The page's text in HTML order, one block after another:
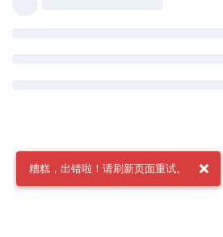
糟糕，出错啦！请刷新页面重试。